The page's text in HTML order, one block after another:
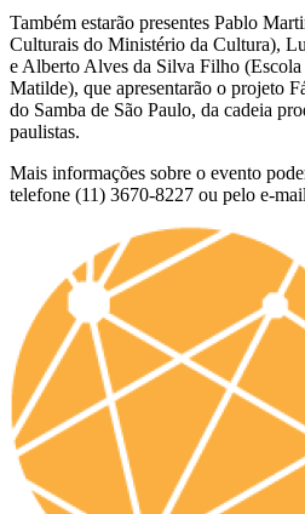
Também estarão presentes Pablo
Culturais do Ministério da Cultura),
e Alberto Alves da Silva Filho
Matilde), que apresentarão o projeto
do Samba de São Paulo, da cadeia
paulistas.
Mais informações sobre o evento
telefone (11) 3670-8227 ou pelo e-mail